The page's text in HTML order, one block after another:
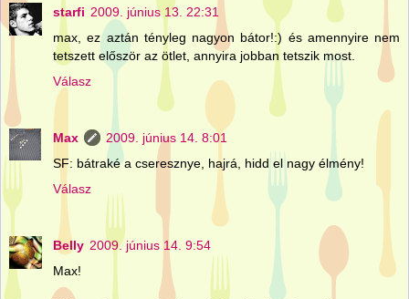
starfi 2009. június 13. 22:31
max, ez aztán tényleg nagyon bátor!:) és amennyire nem
tetszett először az ötlet, annyira jobban tetszik most.
Válasz
Max
2009. június 14. 8:01
SF: bátraké a cseresznye, hajrá, hidd el nagy élmény!
Válasz
Belly 2009. június 14. 9:54
Max!